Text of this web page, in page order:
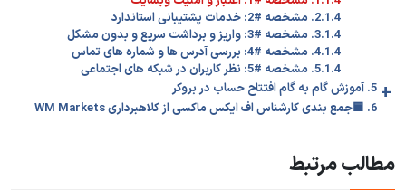
2.1.4. مشخصه #2: خدمات پشتیبانی استاندارد
3.1.4. مشخصه #3: واریز و برداشت سریع و بدون مشکل
4.1.4. مشخصه #4: بررسی آدرس ها و شماره های تماس
5.1.4. مشخصه #5: نظر کاربران در شبکه های اجتماعی
5. آموزش گام به گام افتتاح حساب در بروکر +
6. 🟦جمع بندی کارشناس اف ایکس ماکسی از کلاهبرداری WM Markets
مطالب مرتبط